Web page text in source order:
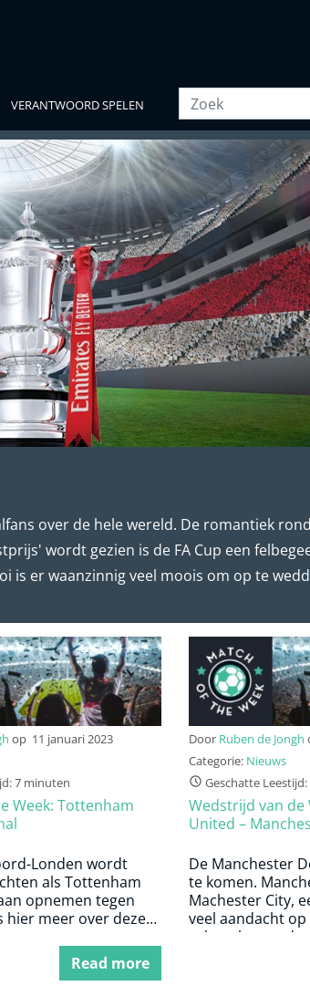
VERANTWOORD SPELEN
over de hele wereld. De romantiek
wordt gezien is de FA Cup een
er waanzinnig veel moois om op te
op 11 januari 2023
7 minuten
Week: Tottenham
Londen wordt
als Tottenham
opnemen tegen
hier meer over deze
Read more
Door Ruben de Jongh
Categorie: Nieuws
Geschatte
Wedstrijd van de
United –
De Manchester
te komen.
Machester City,
veel aandacht
zeker al meer
Lees hier meer